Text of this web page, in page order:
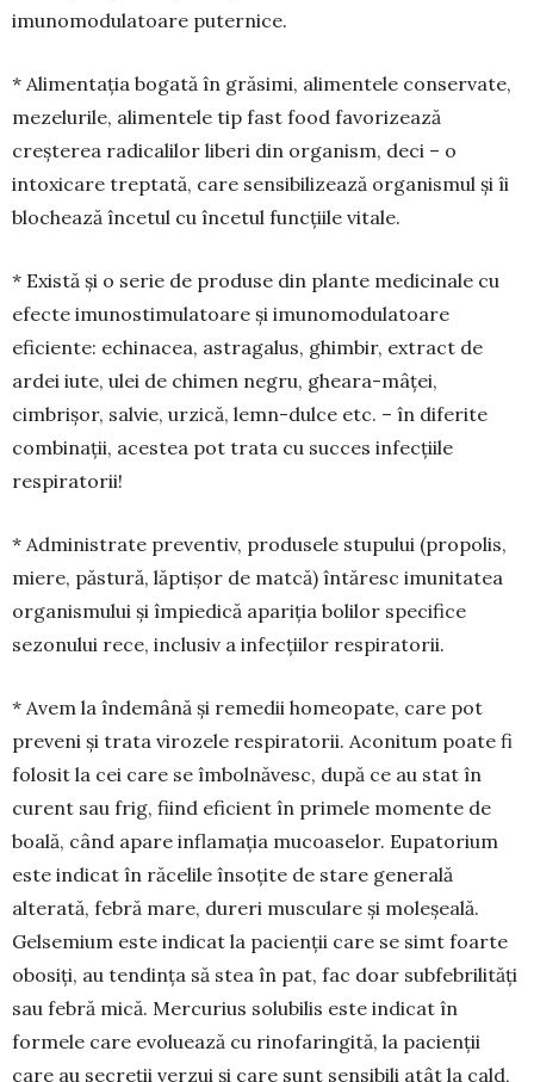
imunomodulatoare puternice.
* Alimentația bogată în grăsimi, alimentele conservate,
mezelurile, alimentele tip fast food favorizează
creșterea radicalilor liberi din organism, deci – o
intoxicare treptată, care sensibilizează or­ga­nismul și îi
blochează încetul cu încetul funcțiile vitale.
* Există și o serie de produse din plante medi­ci­nale cu
efecte imunostimulatoare și imunomo­dulatoare
eficiente: echinacea, astragalus, ghimbir, extract de
ardei iute, ulei de chimen negru, gheara-mâței,
cimbrișor, salvie, urzică, lemn-dulce etc. – în diferite
combinații, acestea pot trata cu succes in­fecțiile
respiratorii!
* Administrate preventiv, produsele stupului (pro­polis,
miere, păstură, lăptișor de matcă) întă­resc imunitatea
organismului și împiedică apariția bolilor specifice
sezonului rece, inclusiv a infec­țiilor respiratorii.
* Avem la îndemână și remedii homeopate, care pot
preveni și trata virozele respiratorii. Aconitum poate fi
folosit la cei care se îmbolnăvesc, după ce au stat în
curent sau frig, fiind eficient în primele momente de
boală, când apare inflamația mucoa­selor. Eupatorium
este indicat în răcelile însoțite de stare generală
alterată, febră mare, dureri musculare și moleșeală.
Gelsemium este indicat la pacienții care se simt foarte
obosiți, au tendința să stea în pat, fac doar subfebrilități
sau febră mică. Mercurius solubilis este indicat în
formele care evoluează cu rinofaringită, la pa­cienții
care au secreții verzui și care sunt sensibili atât la cald,